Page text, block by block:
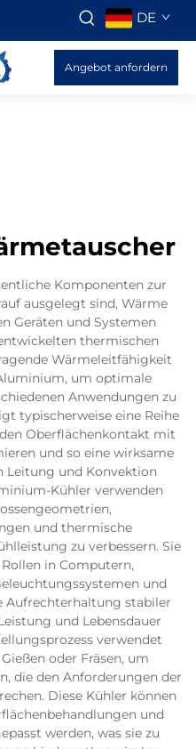
DE
Angebot anfordern
Komponenten zur
ausgelegt sind, Wärme
Geräten und Systemen
thermischen
Wärmeleitfähigkeit
um optimale
Anwendungen zu
typischerweise eine Reihe
Oberflächenkontakt mit
und so eine wirksame
Leitung und Konvektion
Kühler verwenden
und thermische
zu verbessern. Sie
in Computern,
und
Aufrechterhaltung stabiler
und Lebensdauer
verwendet
oder Fräsen, um
die den Anforderungen der
Diese Kühler können
und
werden, was sie zu